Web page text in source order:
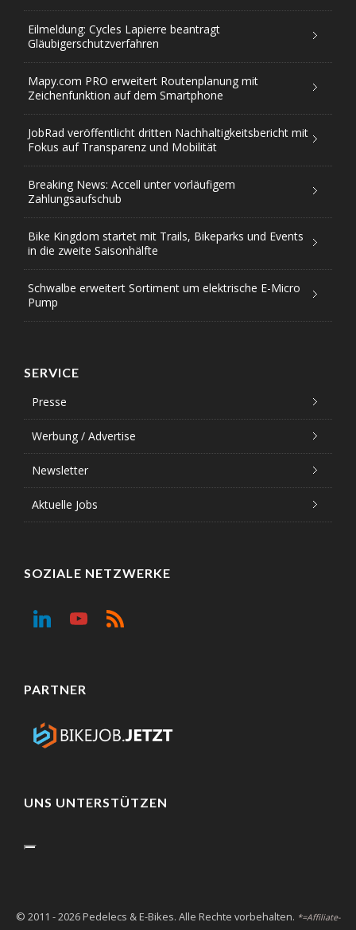
Eilmeldung: Cycles Lapierre beantragt
Gläubigerschutzverfahren
Mapy.com PRO erweitert Routenplanung mit
Zeichenfunktion auf dem Smartphone
JobRad veröffentlicht dritten Nachhaltigkeitsbericht mit
Fokus auf Transparenz und Mobilität
Breaking News: Accell unter vorläufigem
Zahlungsaufschub
Bike Kingdom startet mit Trails, Bikeparks und Events
in die zweite Saisonhälfte
Schwalbe erweitert Sortiment um elektrische E-Micro
Pump
SERVICE
Presse
Werbung / Advertise
Newsletter
Aktuelle Jobs
SOZIALE NETZWERKE
PARTNER
UNS UNTERSTÜTZEN
© 2011 - 2026 Pedelecs & E-Bikes. Alle Rechte vorbehalten. *=Affiliate-